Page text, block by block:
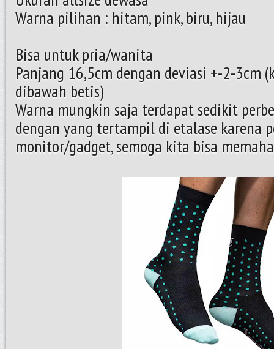
Warna pilihan : hitam, pink, biru, hijau
Bisa untuk pria/wanita
Panjang 16,5cm dengan deviasi +-2-3cm
dibawah betis)
Warna mungkin saja terdapat sedikit
dengan yang tertampil di etalase karena
monitor/gadget, semoga kita bisa